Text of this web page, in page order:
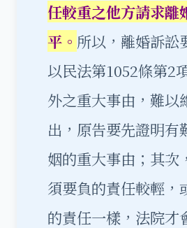
任較重之他方請求離
平。 所以，離婚訴訟
以民法第1052條第2
外之重大事由，難以
出，原告要先證明有
姻的重大事由；其次
須要負的責任較輕，
的責任一樣，法院才